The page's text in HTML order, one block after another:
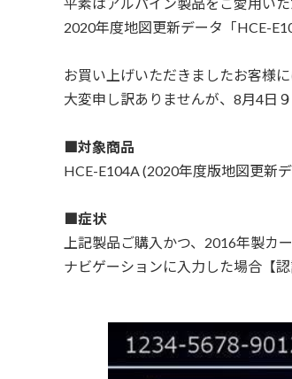
2020年度地図更新データ「HCE-
お買い上げいただきましたお客様
大変申し訳ありませんが、8月4日
■対象商品
HCE-E104A (2020年度版地図更新デ
■症状
上記製品ご購入かつ、2016年製カ
ナビゲーションに入力した場合【